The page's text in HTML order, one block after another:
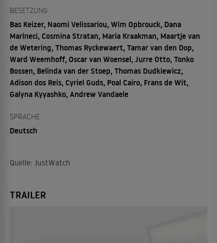
BESETZUNG
Bas Keizer, Naomi Velissariou, Wim Opbrouck, Dana
Marineci, Cosmina Stratan, Maria Kraakman, Maartje van
de Wetering, Thomas Ryckewaert, Tamar van den Dop,
Ward Weemhoff, Oscar van Woensel, Jurre Otto, Tonko
Bossen, Belinda van der Stoep, Thomas Dudkiewicz,
Adison dos Reis, Cyriel Guds, Poal Cairo, Frans de Wit,
Galyna Kyyashko, Andrew Vandaele
SPRACHE
Deutsch
Quelle: JustWatch
TRAILER